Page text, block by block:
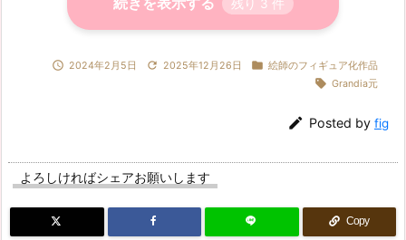
残り 3 件
 2024年2月5日  2025年12月26日  絵師のフィギュア化作品
 Grandia元
 Posted by fig
よろしければシェアお願いします
Copy